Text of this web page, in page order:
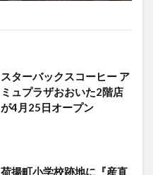
スターバックスコーヒー ア
ミュプラザおおいた2階店
が4月25日オープン
荷揚町小学校跡地に『産直